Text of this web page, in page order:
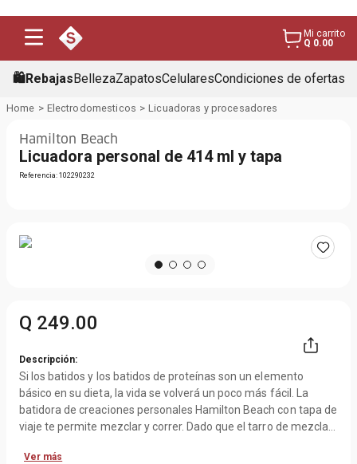
Mi carrito
Q 0.00
🛍️RebajasBellezaZapatosCelularesCondiciones de ofertas
Electrodomesticos Licuadoras y procesadores
Hamilton Beach
Licuadora personal de 414 ml y tapa
Referencia:102290232
Q 249.00
Descripción:
Si los batidos y los batidos de proteínas son un elemento
básico en su dieta, la vida se volverá un poco más fácil. La
batidora de creaciones personales Hamilton Beach con tapa de
viaje te permite mezclar y correr. Dado que el tarro de mezcla
encontrar la taza adecuada o pasar tiempo limpiando la
Ver más